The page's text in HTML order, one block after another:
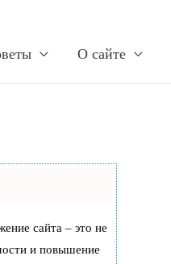
О сайте
сайта – это не
и повышение